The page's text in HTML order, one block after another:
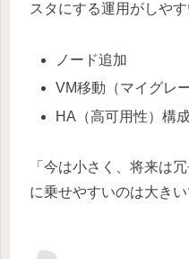
スタにする運用がしやす
ノード追加
VM移動（マイグレ
HA（高可用性）構
「今は小さく、将来は
に乗せやすいのは大きい